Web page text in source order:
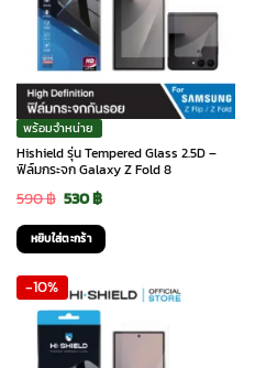
พร้อมจำหน่าย
Hishield รุ่น Tempered Glass 2.5D –
ฟิล์มกระจก Galaxy Z Fold 8
590฿ Original
price
was:
590 ฿.
530฿Current
price
is:
530 ฿.
หยิบใส่ตะกร้า
-10%